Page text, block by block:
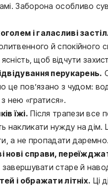
Заборона особливо
і галасливі
й спокійного
щоб відчути
перукарень.
це пов’язано з чудом:
нею «гратися».
їжі. Після трапези все
накликати нужду на дім.
а не пропадати даремно.
нові справи,
завершувати старе й
і ображати літніх. Ці